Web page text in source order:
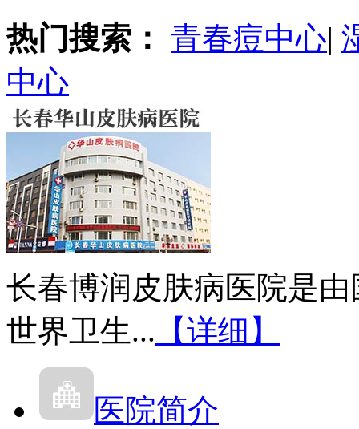
热门搜索： 青春痘中心|
中心
长春博润皮肤病医院是
世界卫生... 【详细】
医院简介